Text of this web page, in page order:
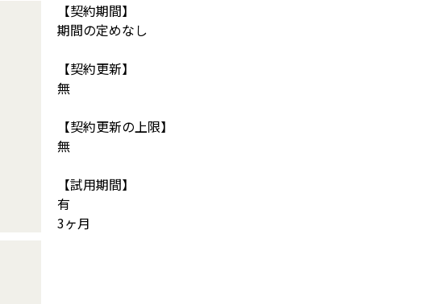
【契約期間】
期間の定めなし
【契約更新】
無
【契約更新の上限】
無
【試用期間】
有
3ヶ月